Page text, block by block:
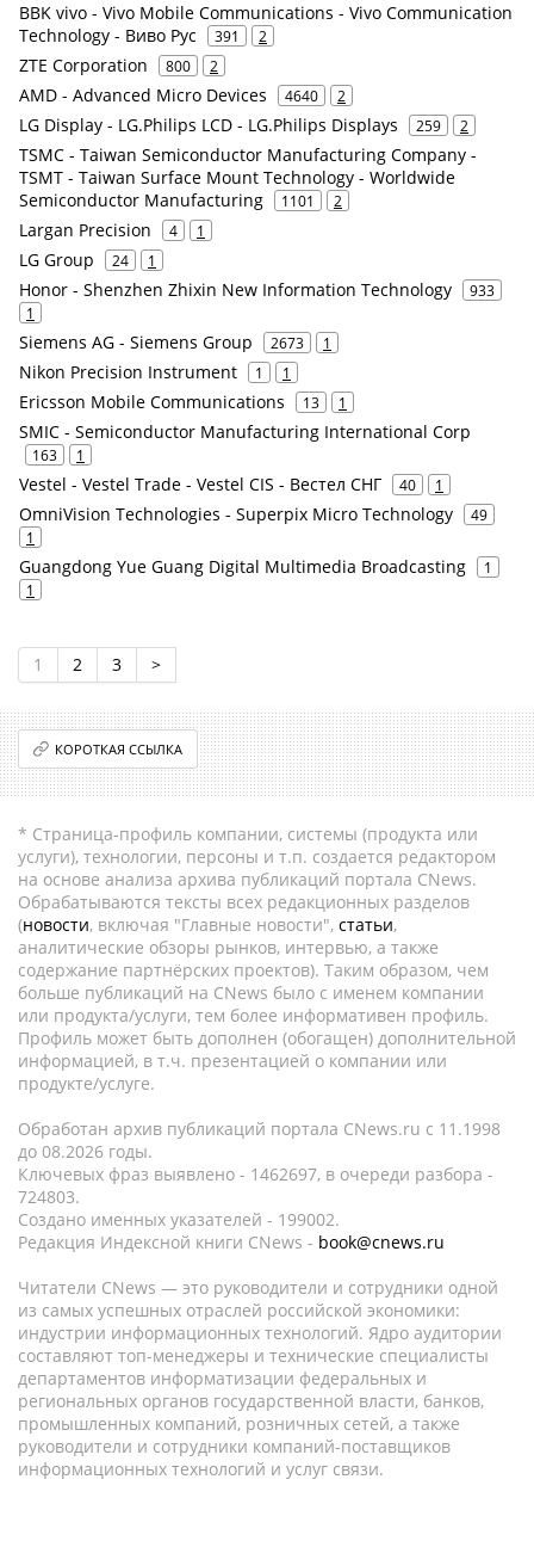
BBK vivo - Vivo Mobile Communications - Vivo Communication
Technology - Виво Рус
391 2
ZTE Corporation 800 2
AMD - Advanced Micro Devices 4640 2
LG Display - LG.Philips LCD - LG.Philips Displays 259 2
TSMC - Taiwan Semiconductor Manufacturing Company -
TSMT - Taiwan Surface Mount Technology - Worldwide
Semiconductor Manufacturing
1101 2
Largan Precision 4 1
LG Group 24 1
Honor - Shenzhen Zhixin New Information Technology
933
1
Siemens AG - Siemens Group 2673 1
Nikon Precision Instrument 1 1
Ericsson Mobile Communications 13 1
SMIC - Semiconductor Manufacturing International Corp
163 1
Vestel - Vestel Trade - Vestel CIS - Вестел СНГ 40 1
OmniVision Technologies - Superpix Micro Technology
49
1
Guangdong Yue Guang Digital Multimedia Broadcasting
1
1
1 2 3 >
КОРОТКАЯ ССЫЛКА
* Страница-профиль компании, системы (продукта или
услуги), технологии, персоны и т.п. создается редактором
на основе анализа архива публикаций портала CNews.
Обрабатываются тексты всех редакционных разделов
(новости, включая "Главные новости", статьи,
аналитические обзоры рынков, интервью, а также
содержание партнёрских проектов). Таким образом, чем
больше публикаций на CNews было с именем компании
или продукта/услуги, тем более информативен профиль.
Профиль может быть дополнен (обогащен) дополнительной
информацией, в т.ч. презентацией о компании или
продукте/услуге.
Обработан архив публикаций портала CNews.ru c 11.1998
до 08.2026 годы.
Ключевых фраз выявлено - 1462697, в очереди разбора -
724803.
Создано именных указателей - 199002.
Редакция Индексной книги CNews - book@cnews.ru
Читатели CNews — это руководители и сотрудники одной
из самых успешных отраслей российской экономики:
индустрии информационных технологий. Ядро аудитории
составляют топ-менеджеры и технические специалисты
департаментов информатизации федеральных и
региональных органов государственной власти, банков,
промышленных компаний, розничных сетей, а также
руководители и сотрудники компаний-поставщиков
информационных технологий и услуг связи.